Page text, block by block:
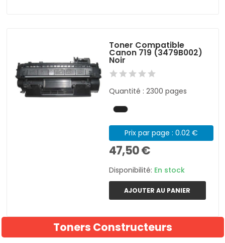
Toner Compatible
Canon 719 (3479B002)
Noir
Quantité : 2300 pages
Prix par page : 0.02 €
47,50 €
Disponibilité: En stock
AJOUTER AU PANIER
Toners Constructeurs